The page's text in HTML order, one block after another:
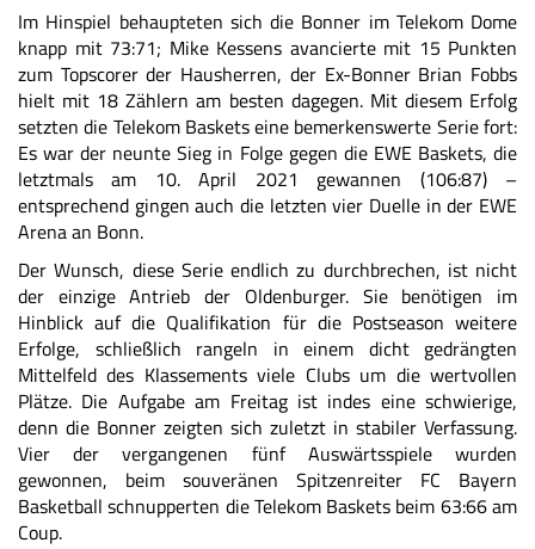
Im Hinspiel behaupteten sich die Bonner im Telekom Dome
knapp mit 73:71; Mike Kessens avancierte mit 15 Punkten
zum Topscorer der Hausherren, der Ex-Bonner Brian Fobbs
hielt mit 18 Zählern am besten dagegen. Mit diesem Erfolg
setzten die Telekom Baskets eine bemerkenswerte Serie fort:
Es war der neunte Sieg in Folge gegen die EWE Baskets, die
letztmals am 10. April 2021 gewannen (106:87) –
entsprechend gingen auch die letzten vier Duelle in der EWE
Arena an Bonn.
Der Wunsch, diese Serie endlich zu durchbrechen, ist nicht
der einzige Antrieb der Oldenburger. Sie benötigen im
Hinblick auf die Qualifikation für die Postseason weitere
Erfolge, schließlich rangeln in einem dicht gedrängten
Mittelfeld des Klassements viele Clubs um die wertvollen
Plätze. Die Aufgabe am Freitag ist indes eine schwierige,
denn die Bonner zeigten sich zuletzt in stabiler Verfassung.
Vier der vergangenen fünf Auswärtsspiele wurden
gewonnen, beim souveränen Spitzenreiter FC Bayern
Basketball schnupperten die Telekom Baskets beim 63:66 am
Coup.